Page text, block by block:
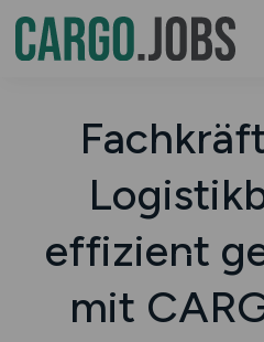
effizient
mit